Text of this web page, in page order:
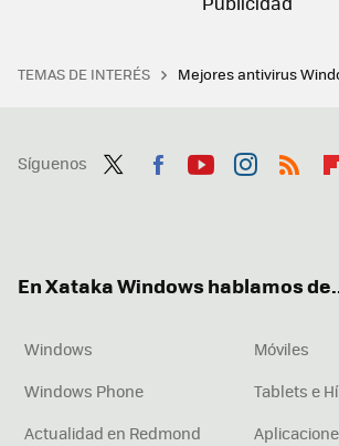
TEMAS DE INTERÉS Mejores antivirus
Síguenos
En Xataka Windows hablamos
Windows
Móviles
Windows Phone
Tablets e
Actualidad en Redmond